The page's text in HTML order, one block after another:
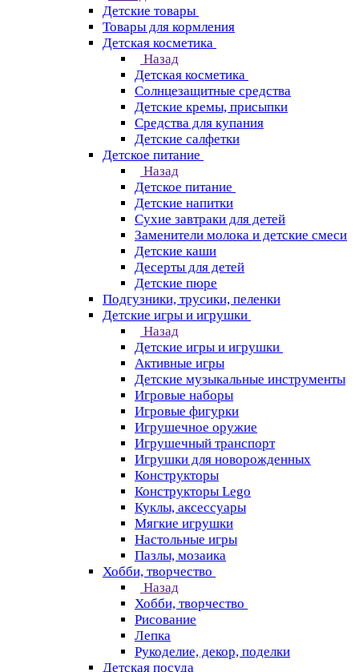
Детские товары
Товары для кормления
Детская косметика
Назад
Детская косметика
Солнцезащитные средства
Детские кремы, присыпки
Средства для купания
Детские салфетки
Детское питание
Назад
Детское питание
Детские напитки
Сухие завтраки для детей
Заменители молока и детские смеси
Детские каши
Десерты для детей
Детские пюре
Подгузники, трусики, пеленки
Детские игры и игрушки
Назад
Детские игры и игрушки
Активные игры
Детские музыкальные инструменты
Игровые наборы
Игровые фигурки
Игрушечное оружие
Игрушечный транспорт
Игрушки для новорожденных
Конструкторы
Конструкторы Lego
Куклы, аксессуары
Мягкие игрушки
Настольные игры
Пазлы, мозаика
Хобби, творчество
Назад
Хобби, творчество
Рисование
Лепка
Рукоделие, декор, поделки
Детская посуда